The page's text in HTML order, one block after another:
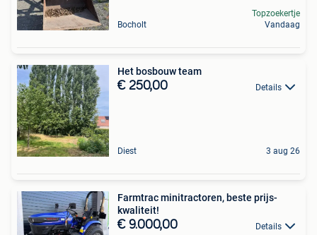
Bocholt
Topzoekertje
Vandaag
Het bosbouw team
€ 250,00 Details
Diest 3 aug 26
Farmtrac minitractoren, beste prijs-
kwaliteit!
€ 9.000,00 Details